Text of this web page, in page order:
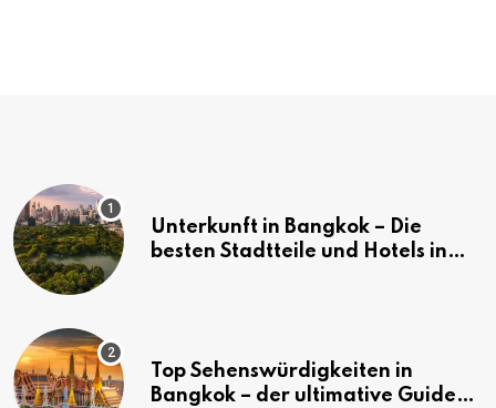
Unterkunft in Bangkok – Die
besten Stadtteile und Hotels in
Top Sehenswürdigkeiten in
Bangkok – der ultimative Guide